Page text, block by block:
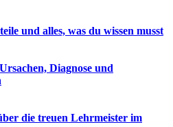
und alles, was du wissen musst
Diagnose und
die treuen Lehrmeister im